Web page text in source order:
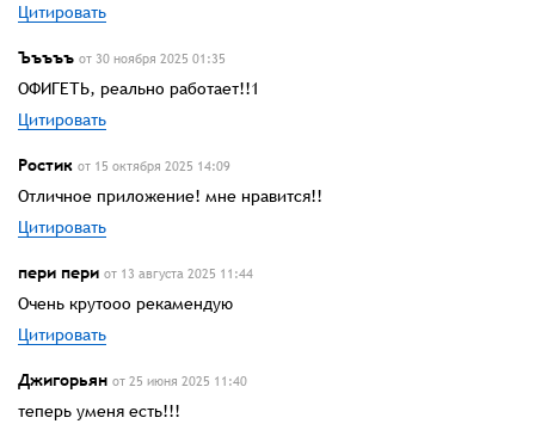
Цитировать
Ъъъъъ от 30 ноября 2025 01:35
ОФИГЕТЬ, реально работает!!1
Цитировать
Ростик от 15 октября 2025 14:09
Отличное приложение! мне нравится!!
Цитировать
пери пери от 13 августа 2025 11:44
Очень крутооо рекамендую
Цитировать
Джигорьян от 25 июня 2025 11:40
теперь уменя есть!!!